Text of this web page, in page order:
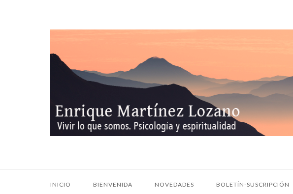
INICIO BIENVENIDA NOVEDADES BOLETÍN-SUSCRIPCIÓN